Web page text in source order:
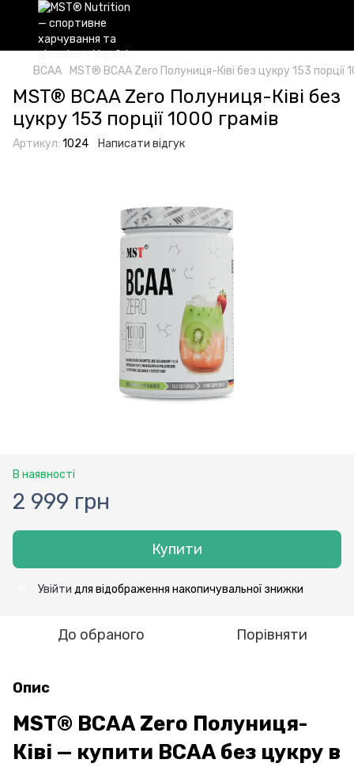
BCAA MST® BCAA Zero Полуниця-Ківі без цукру 153 порцiї
MST® BCAA Zero Полуниця-Ківі без
цукру 153 порцiї 1000 грамів
Артикул: 1024 Написати відгук
В наявності
2 999 грн
Купити
Увійти для відображення накопичувальної знижки
До обраного Порівняти
Опис
MST® BCAA Zero Полуниця-
Ківі — купити BCAA без цукру в